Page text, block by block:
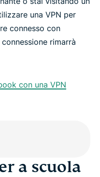
una VPN per
connesso con
rimarrà
con una VPN
a scuola